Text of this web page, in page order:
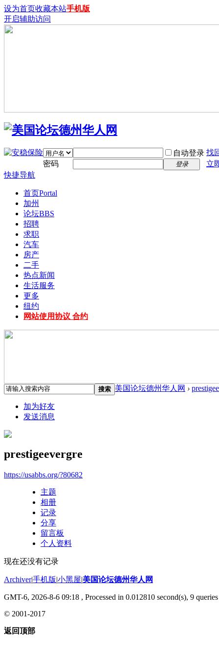
设为首页收藏本站手机版
开启辅助访问
自动登录 找
密码
登录
立
快捷导航
首页Portal
加州
论坛BBS
招聘
求职
汽车
房产
二手
热点新闻
生活服务
更多
纽约
网站使用协议 合约
搜索 美国论坛德州华人网 ›
加为好友
发送消息
prestigeevergre
https://usabbs.org/?80682
主题
相册
记录
分享
留言板
个人资料
现在还没有记录
Archiver|手机版|小黑屋|美国论坛德州华人网
GMT-6, 2026-8-6 09:18 , Processed in 0.012810 second(s), 9
© 2001-2017
返回顶部